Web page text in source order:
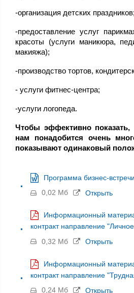
-организация детских праздников;
-предоставление услуг
красоты (услуги маникюра,
макияжа);
-производство тортов,
- услуги фитнес-центра;
-услуги логопеда.
Чтобы эффективно показать,
нам понадобится очень
показывают одинаковый
Программа бизнес-встречи
0,02 Мб
Открыть
Информационный
контракт направление
0,32 Мб
Открыть
Информационный
контракт направление
0,24 Мб
Открыть